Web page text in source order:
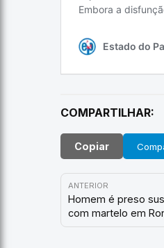
COMPARTILHAR:
Copiar
ANTERIOR
Homem é preso
com martelo em